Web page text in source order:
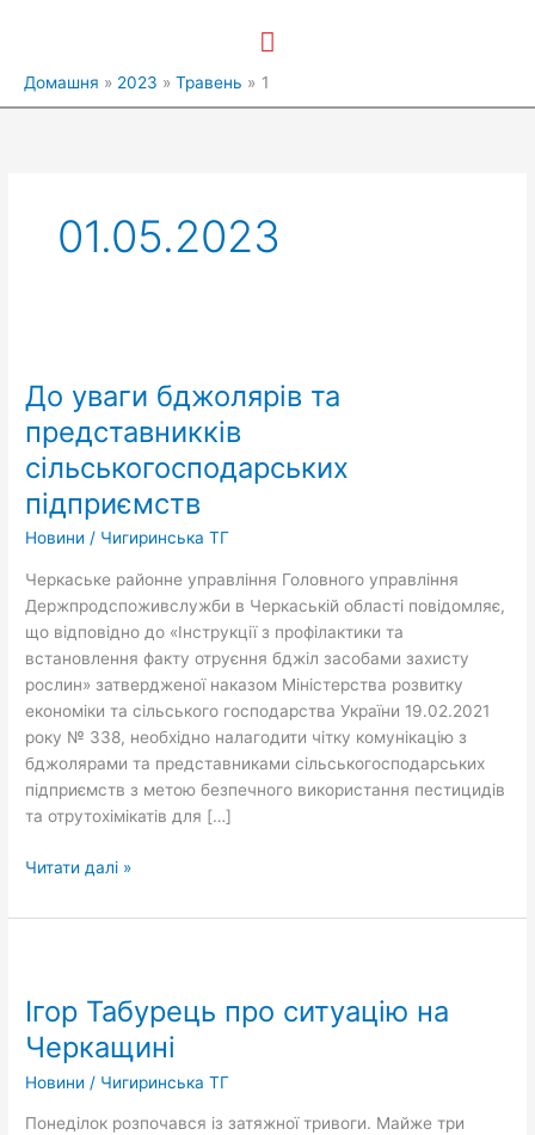
Головне
меню
Домашня 2023 Травень 1
01.05.2023
До уваги бджолярів та
представникків
сільськогосподарських
підприємств
Новини / Чигиринська ТГ
Черкаське районне управління Головного управління
Держпродспоживслужби в Черкаській області повідомляє,
що відповідно до «Інструкції з профілактики та
встановлення факту отруєння бджіл засобами захисту
рослин» затвердженої наказом Міністерства розвитку
економіки та сільського господарства України 19.02.2021
року № 338, необхідно налагодити чітку комунікацію з
бджолярами та представниками сільськогосподарських
підприємств з метою безпечного використання пестицидів
та отрутохімікатів для […]
бджолярів
та
представникків
сільськогосподарських
підприємств
Читати далі »
Ігор Табурець про ситуацію на
Черкащині
Новини / Чигиринська ТГ
Понеділок розпочався із затяжної тривоги. Майже три
про
ситуацію
на
Черкащині